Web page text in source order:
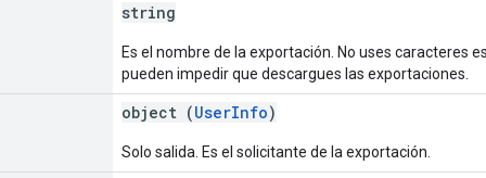
string
Es el nombre de la exportación. No uses caracteres
pueden impedir que descargues las exportaciones.
object (UserInfo)
Solo salida. Es el solicitante de la exportación.